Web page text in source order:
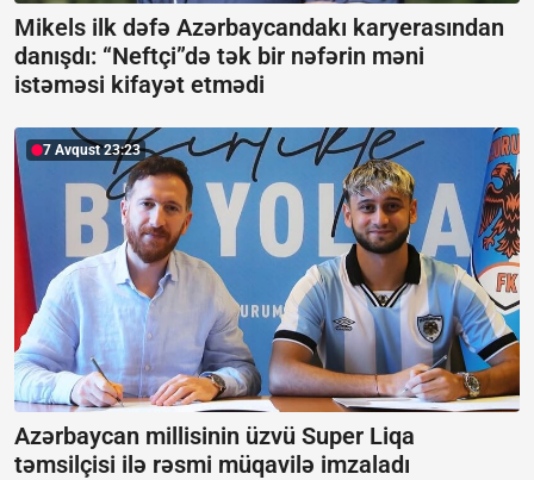
Mikels ilk dəfə Azərbaycandakı karyerasından
danışdı: “Neftçi”də tək bir nəfərin məni
istəməsi kifayət etmədi
7 Avqust 23:23
Azərbaycan millisinin üzvü Super Liqa
təmsilçisi ilə rəsmi müqavilə imzaladı